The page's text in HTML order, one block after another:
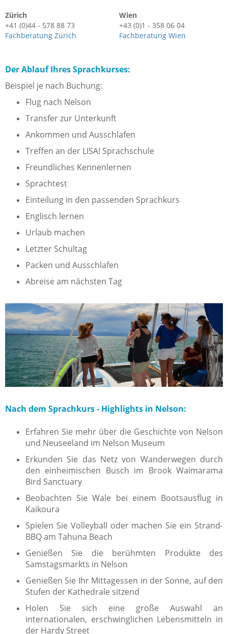
Zürich
+41 (0)44 - 578 88 73
Fachberatung Zürich
Wien
+43 (0)1 - 358 06 04
Fachberatung Wien
Der Ablauf Ihres Sprachkurses:
Beispiel je nach Buchung:
Flug nach Nelson
Transfer zur Unterkunft
Ankommen und Ausschlafen
Treffen an der LISA! Sprachschule
Freundliches Kennenlernen
Sprachtest
Einteilung in den passenden Sprachkurs
Englisch lernen
Urlaub machen
Letzter Schultag
Packen und Ausschlafen
Abreise am nächsten Tag
Nach dem Sprachkurs - Highlights in Nelson:
Erfahren Sie mehr über die Geschichte von Nelson
und Neuseeland im Nelson Museum
Erkunden Sie das Netz von Wanderwegen durch
den einheimischen Busch im Brook Waimarama
Bird Sanctuary
Beobachten Sie Wale bei einem Bootsausflug in
Kaikoura
Spielen Sie Volleyball oder machen Sie ein Strand-
BBQ am Tahuna Beach
Genießen Sie die berühmten Produkte des
Samstagsmarkts in Nelson
Genießen Sie Ihr Mittagessen in der Sonne, auf den
Stufen der Kathedrale sitzend
Holen Sie sich eine große Auswahl an
internationalen, erschwinglichen Lebensmitteln in
der Hardy Street